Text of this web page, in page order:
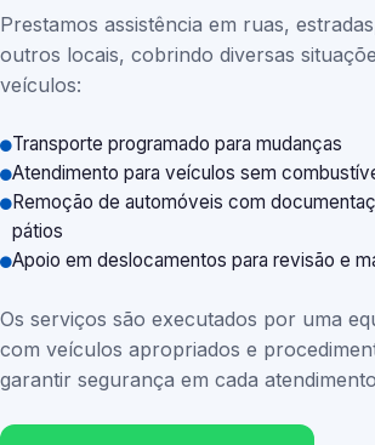
Prestamos assistência em ruas,
outros locais, cobrindo diversas
veículos:
Transporte programado para mudanças
Atendimento para veículos sem
Remoção de automóveis com
pátios
Apoio em deslocamentos para revisão e
Os serviços são executados por uma
com veículos apropriados e
garantir segurança em cada